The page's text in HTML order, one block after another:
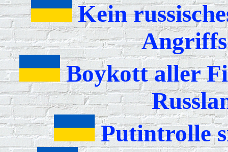
Kein
Boykott aller
Putintrolle